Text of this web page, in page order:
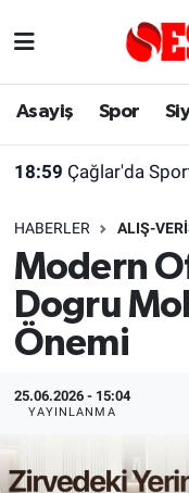
Asayiş Spor
18:59 Çağlar'da
HABERLER ALIŞ-
Modern
Dogru
Önemi
25.06.2026 - 15:04
YAYINLANMA
Asayiş
Gündem
Türkiye
Dünya
Sağlık
Alış-Veriş/İş
Yaşam
Eskişehirspor
Eskişehir
Röportaj
Ekonomi
Kültür Sanat
Eskişehir
Süper Lig
Tüm Manşetler
Son Dakika
Haber Arşivi